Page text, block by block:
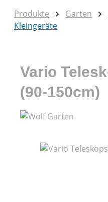
Produkte Garten
Kleingeräte
Vario
(90-150cm)
Bildergalerie überspringen